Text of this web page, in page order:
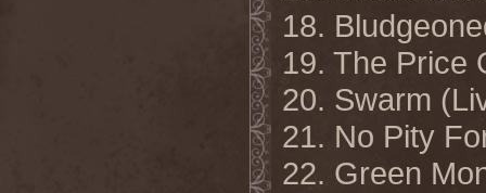
18.
19. The Price
20. Swarm
21. No Pity
22. Green